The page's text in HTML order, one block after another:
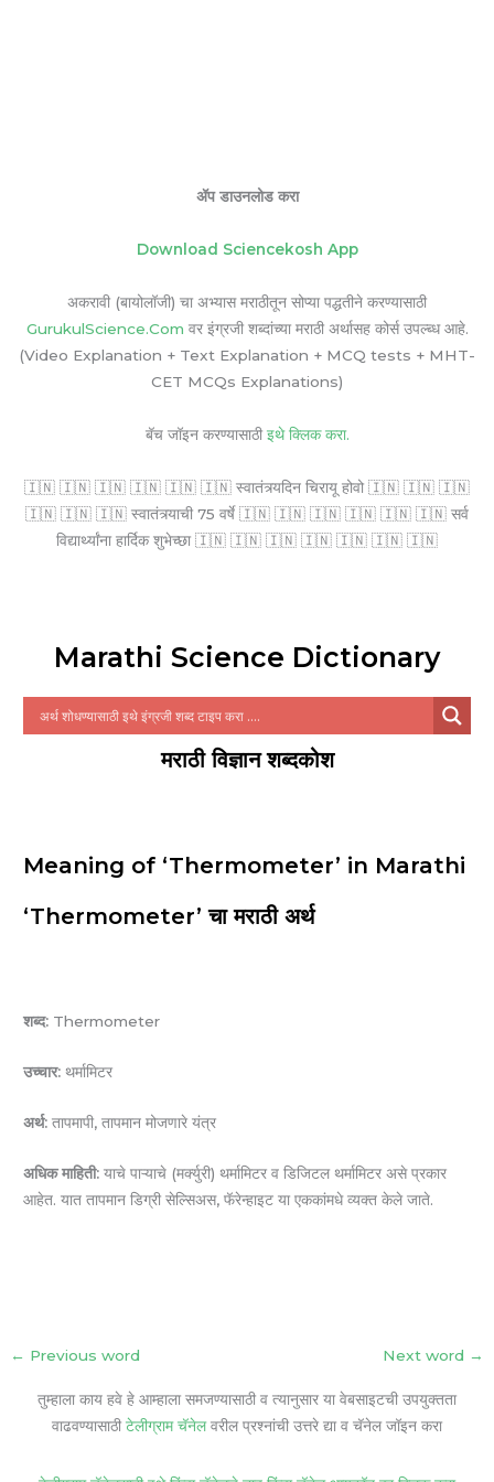
ॲप डाउनलोड करा
Download Sciencekosh App
अकरावी (बायोलॉजी) चा अभ्यास मराठीतून सोप्या पद्धतीने करण्यासाठी
GurukulScience.Com वर इंग्रजी शब्दांच्या मराठी अर्थासह कोर्स उपल्ब्ध आहे.
(Video Explanation + Text Explanation + MCQ tests + MHT-
CET MCQs Explanations)
बॅच जॉइन करण्यासाठी इथे क्लिक करा.
🇮🇳 🇮🇳 🇮🇳 🇮🇳 🇮🇳 🇮🇳 स्वातंत्र्यदिन चिरायू होवो 🇮🇳 🇮🇳 🇮🇳
🇮🇳 🇮🇳 🇮🇳 स्वातंत्र्याची 75 वर्षे 🇮🇳 🇮🇳 🇮🇳 🇮🇳 🇮🇳 🇮🇳 सर्व
विद्यार्थ्यांना हार्दिक शुभेच्छा 🇮🇳 🇮🇳 🇮🇳 🇮🇳 🇮🇳 🇮🇳 🇮🇳
Marathi Science Dictionary
मराठी विज्ञान शब्दकोश
Meaning of ‘Thermometer’ in Marathi
‘Thermometer’ चा मराठी अर्थ
शब्द: Thermometer
उच्चार: थर्मामिटर
अर्थ: तापमापी, तापमान मोजणारे यंत्र
अधिक माहिती: याचे पाऱ्याचे (मर्क्युरी) थर्मामिटर व डिजिटल थर्मामिटर असे प्रकार
आहेत. यात तापमान डिग्री सेल्सिअस, फॅरेन्हाइट या एककांमधे व्यक्त केले जाते.
← Previous word Next word →
तुम्हाला काय हवे हे आम्हाला समजण्यासाठी व त्यानुसार या वेबसाइटची उपयुक्तता
वाढवण्यासाठी टेलीग्राम चॅनेलवरील प्रश्नांची उत्तरे द्या व चॅनेल जॉइन करा